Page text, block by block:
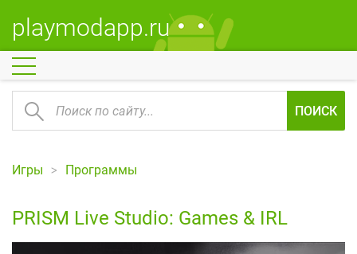
playmodapp.ru
ПОИСК
Игры Программы
PRISM Live Studio: Games & IRL